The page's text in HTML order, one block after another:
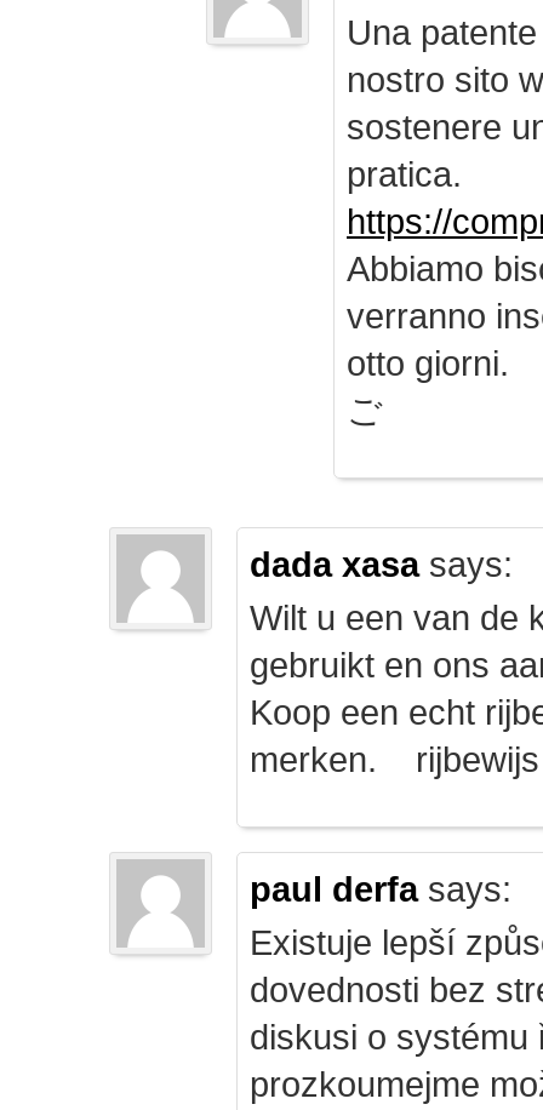
Una
nostro sito
sostenere
pratica.
https://
Abbiamo
verranno
otto giorni.
ご
dada xasasays:
Wilt u een van de
gebruikt en ons
Koop een echt
merken.
paul derfasays:
Existuje lepší
dovednosti bez
diskusi o
prozkoumejme